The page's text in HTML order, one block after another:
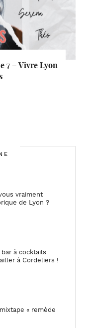
7 – Vivre Lyon
vraiment
de Lyon ?
à cocktails
à Cordeliers !
« remède